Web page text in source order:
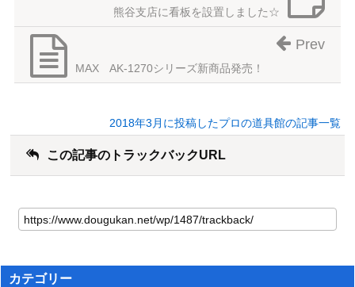
熊谷支店に看板を設置しました☆
MAX AK-1270シリーズ新商品発売！
Prev
2018年3月に投稿したプロの道具館の記事一覧
この記事のトラックバックURL
カテゴリー